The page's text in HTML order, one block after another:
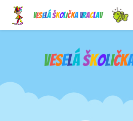
Veselá školička Vraclav
Veseláškolička